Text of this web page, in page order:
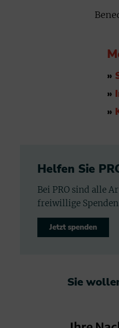
»
»
»
Helfen Sie
Bei PRO sind alle
freiwillige
Jetzt spenden
Sie